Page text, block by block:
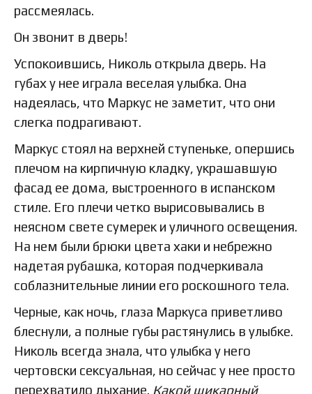
рассмеялась.
Он звонит в дверь!
Успокоившись, Николь открыла дверь. На
губах у нее играла веселая улыбка. Она
надеялась, что Маркус не заметит, что они
слегка подрагивают.
Маркус стоял на верхней ступеньке, опершись
плечом на кирпичную кладку, украшавшую
фасад ее дома, выстроенного в испанском
стиле. Его плечи четко вырисовывались в
неясном свете сумерек и уличного освещения.
На нем были брюки цвета хаки и небрежно
надетая рубашка, которая подчеркивала
соблазнительные линии его роскошного тела.
Черные, как ночь, глаза Маркуса приветливо
блеснули, а полные губы растянулись в улыбке.
Николь всегда знала, что улыбка у него
чертовски сексуальная, но сейчас у нее просто
перехватило дыхание. Какой шикарный